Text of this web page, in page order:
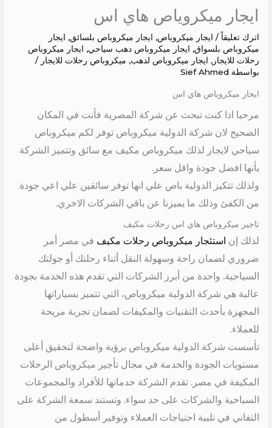
ايجار ميكروياص هاي اس
اترك تعليقاً / ايجار ميكروباص, ايجار ميكروباص بلسائق, ايجار
ميكروباص بلسواق, ايجار ميكروباص دهب سياحي, ايجار ميكروباص
رحلات للايجار, ايجار ميكروباص لدهب, ميكروباص رحلات للايجار /
بواسطة Sief Ahmed
ايجار ميكروياص هاي اس
مرحبا اذا كنت تبحث عن شركة المصرية فأنت في المكان
الصحيح لان شركة الدولية ميكروباص توفر لكم ميكروباص
سياحي لايجار لذلك ميكروباص مكيف مع سائق وتتميز الشركة
بأنها افضل جودة واقل سعر.
ولذلك تتكيز الدولية باص علي انها توفر سائقين علي اعي جودة
من الكفئ وذلك ما يميزنا عن باقي الشركات الاخري.
تاجير ميكروياص هاي اس رحلات مكيف
لذلك إن استئجار ميكروباص رحلات مكيف في مصر أمر
ضروري لضمان راحة وسهولة النقل أثناء رحلتك أو جولتك
السياحية. واحدة من أبرز الشركات التي تقدم هذه الخدمة بجودة
عالية هي شركة الدولية ميكروباص، التي تتميز بسياراتها
المجهزة بأحدث التقنيات والمكيفات لضمان تجربة مريحة
للعملاء.
تأسست شركة الدولية ميكروباص برؤية واضحة لتحقيق أعلى
مستويات الجودة والخدمة في مجال تأجير ميكروباص الرحلات
المكيفة في مصر. تقدم الشركة خدماتها للأفراد والمجموعات
السياحية والشركات على حد سواء. وتستند سمعة الشركة على
التفاني في تلبية احتياجات العملاء وتوفير أسطول من